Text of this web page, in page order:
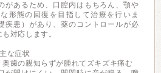
があるため、口腔内はもちろん、顎や
形態の回復を目指して治療を行いま
疾患）があり、薬のコントロールが必
対応します。
な症状
奥歯の親知らずが腫れてズキズキ痛む